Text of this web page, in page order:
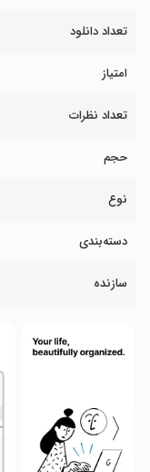
تعداد دانلود
امتیاز
تعداد نظرات
حجم
نوع
دسته‌بندی
سازنده
〈